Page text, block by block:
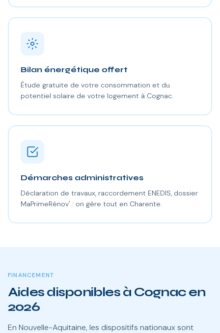
Bilan énergétique offert
Étude gratuite de votre consommation et du
potentiel solaire de votre logement à Cognac.
Démarches administratives
Déclaration de travaux, raccordement ENEDIS, dossier
MaPrimeRénov' : on gère tout en Charente.
FINANCEMENT
Aides disponibles à Cognac en
2026
En Nouvelle-Aquitaine, les dispositifs nationaux sont